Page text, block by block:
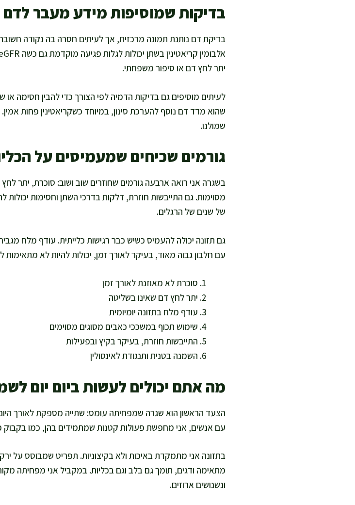
בדיקות שמוסיפות מידע מעבר לדם
בדיקת דם נותנת תמונה מרכזית, אך לעיתים חסרה בה נקודה
יתר לחץ דם או סיפור משפחתי.
שהוא מדד דם נוסף להערכת סינון, במיוחד כשקריאטינין פחות
שמולנו.
גורמים שכיחים שמעמיסים על
בשגרה אני רואה ארבעה גורמים שחוזרים שוב ושוב: סוכרת, יתר
מסוימות. גם התייבשות חוזרת, דלקות בדרכי השתן וחסימות יכולות
של שנים של הרגלים.
גם תזונה יכולה להעמיס כשיש כבר רגישות כלייתית. עודף מלח
עם חלבון גבוה מאוד, בעיקר לאורך זמן, יכולות להיות לא
סוכרת לא מאוזנת לאורך זמן
יתר לחץ דם שאינו בשליטה
עודף מלח בתזונה יומיומית
שימוש תכוף במשככי כאבים מסוגים מסוימים
התייבשות חוזרת, בעיקר בקיץ ובפעילות
השמנה בטנית ותנגודת לאינסולין
מה אתם יכולים לעשות ביום יום
הצעד הראשון הוא שגרה שמפחיתה עומס: שתייה מספקת לאורך היום,
עם אנשים, אני מחפשת פעולות קטנות שמתמידים בהן, כמו בקבוק
בתזונה אני מתמקדת באיכות ולא בקיצוניות. תפריט שמבוסס על
מתאימה ודגים, תומך גם בלב וגם בכליות. במקביל אני מפחיתה
ונשנושים ארוזים.